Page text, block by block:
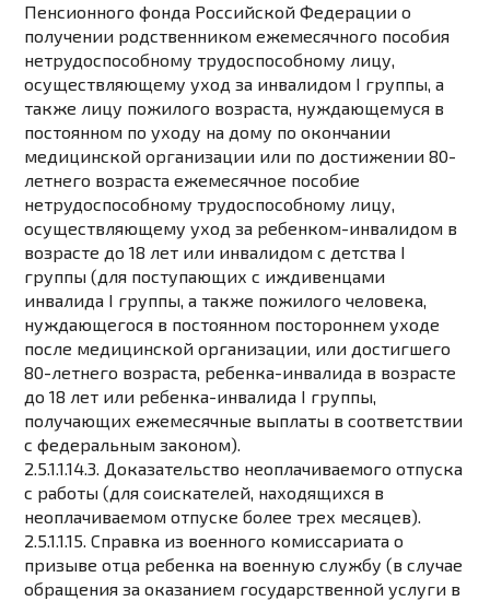
Пенсионного фонда Российской Федерации о
получении родственником ежемесячного пособия
нетрудоспособному трудоспособному лицу,
осуществляющему уход за инвалидом I группы, а
также лицу пожилого возраста, нуждающемуся в
постоянном по уходу на дому по окончании
медицинской организации или по достижении 80-
летнего возраста ежемесячное пособие
нетрудоспособному трудоспособному лицу,
осуществляющему уход за ребенком-инвалидом в
возрасте до 18 лет или инвалидом с детства I
группы (для поступающих с иждивенцами
инвалида I группы, а также пожилого человека,
нуждающегося в постоянном постороннем уходе
после медицинской организации, или достигшего
80-летнего возраста, ребенка-инвалида в возрасте
до 18 лет или ребенка-инвалида I группы,
получающих ежемесячные выплаты в соответствии
с федеральным законом).
2.5.1.1.14.3. Доказательство неоплачиваемого отпуска
с работы (для соискателей, находящихся в
неоплачиваемом отпуске более трех месяцев).
2.5.1.1.15. Справка из военного комиссариата о
призыве отца ребенка на военную службу (в случае
обращения за оказанием государственной услуги в